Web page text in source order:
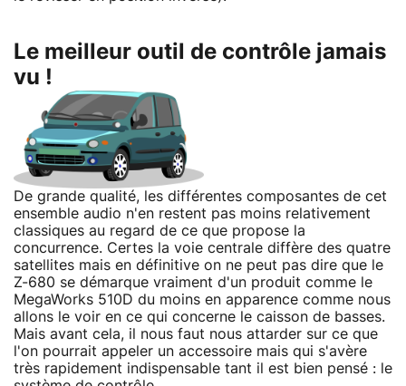
Le meilleur outil de contrôle jamais
vu !
De grande qualité, les différentes composantes de cet
ensemble audio n'en restent pas moins relativement
classiques au regard de ce que propose la
concurrence. Certes la voie centrale diffère des quatre
satellites mais en définitive on ne peut pas dire que le
Z-680 se démarque vraiment d'un produit comme le
MegaWorks 510D du moins en apparence comme nous
allons le voir en ce qui concerne le caisson de basses.
Mais avant cela, il nous faut nous attarder sur ce que
l'on pourrait appeler un accessoire mais qui s'avère
très rapidement indispensable tant il est bien pensé : le